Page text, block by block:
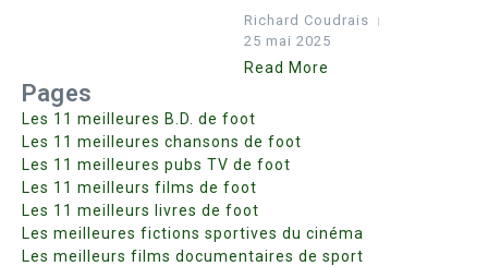
Richard Coudrais
25 mai 2025
Read More
Pages
Les 11 meilleures B.D. de foot
Les 11 meilleures chansons de foot
Les 11 meilleures pubs TV de foot
Les 11 meilleurs films de foot
Les 11 meilleurs livres de foot
Les meilleures fictions sportives du cinéma
Les meilleurs films documentaires de sport